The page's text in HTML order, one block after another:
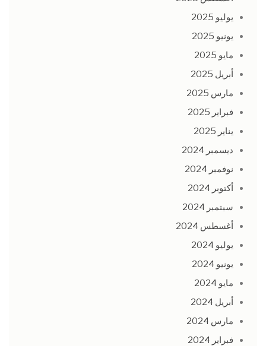
يوليو 2025
يونيو 2025
مايو 2025
أبريل 2025
مارس 2025
فبراير 2025
يناير 2025
ديسمبر 2024
نوفمبر 2024
أكتوبر 2024
سبتمبر 2024
أغسطس 2024
يوليو 2024
يونيو 2024
مايو 2024
أبريل 2024
مارس 2024
فبراير 2024